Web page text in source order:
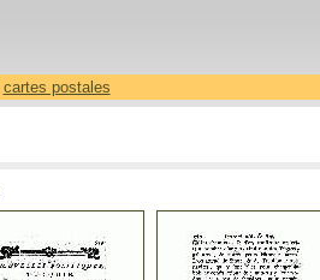
cartes postales